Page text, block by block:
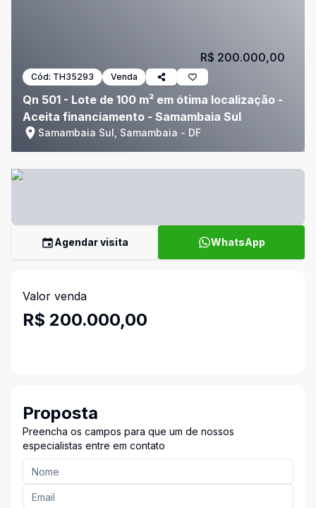
Cód: TH35293 Venda
Qn 501 - Lote de 100 m² em ótima localização -
Aceita financiamento - Samambaia Sul
Samambaia Sul, Samambaia - DF
R$ 200.000,00
Agendar visita WhatsApp
Valor venda
R$ 200.000,00
Proposta
Preencha os campos para que um de nossos
especialistas entre em contato